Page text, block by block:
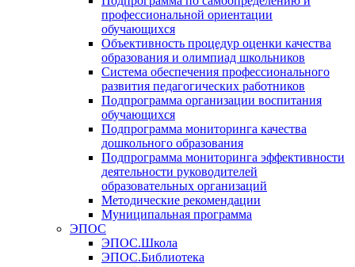
профессиональной ориентации
обучающихся
Объективность процедур оценки качества
образования и олимпиад школьников
Система обеспечения профессионального
развития педагогических работников
Подпрограмма организации воспитания
обучающихся
Подпрограмма мониторинга качества
дошкольного образования
Подпрограмма мониторинга эффективности
деятельности руководителей
образовательных организаций
Методические рекомендации
Муниципальная программа
ЭПОС
ЭПОС.Школа
ЭПОС.Библиотека